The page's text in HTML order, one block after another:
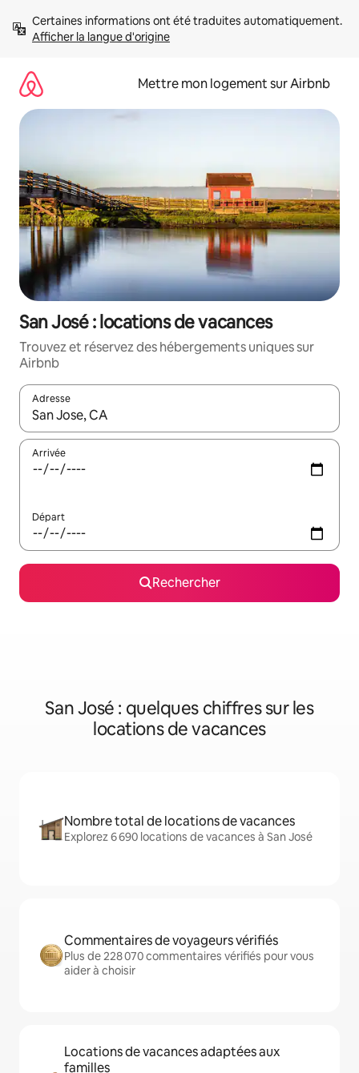
directement
Afficher la langue d'origine
Mettre mon logement sur Airbnb
San José : locations de vacances
Trouvez et réservez des hébergements uniques sur
Airbnb
Adresse
Lorsque les résultats s'affichent, utilisez les flèches vers le
Arrivée
Départ
Rechercher
San José : quelques chiffres sur les
locations de vacances
Nombre total de locations de vacances
Explorez 6 690 locations de vacances à San José
Commentaires de voyageurs vérifiés
Plus de 228 070 commentaires vérifiés pour vous
aider à choisir
Locations de vacances adaptées aux
familles